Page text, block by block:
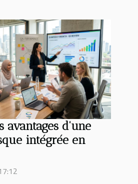
avantages d'une
intégrée en